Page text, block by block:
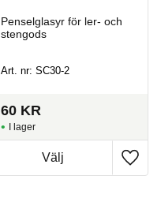
Penselglasyr för ler- och
stengods
Art. nr: SC30-2
60 KR
I lager